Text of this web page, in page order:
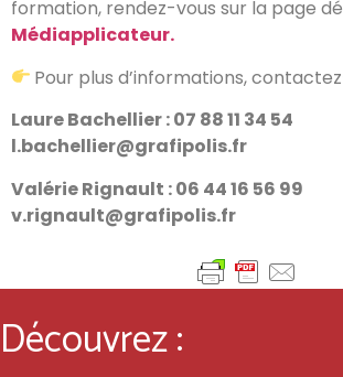
formation, rendez-vous sur la page
Médiapplicateur.
Pour plus d’informations,
Laure Bachellier : 07 88 11 34 54
l.bachellier@grafipolis.fr
Valérie Rignault : 06 44 16 56 99
v.rignault@grafipolis.fr
Découvrez :